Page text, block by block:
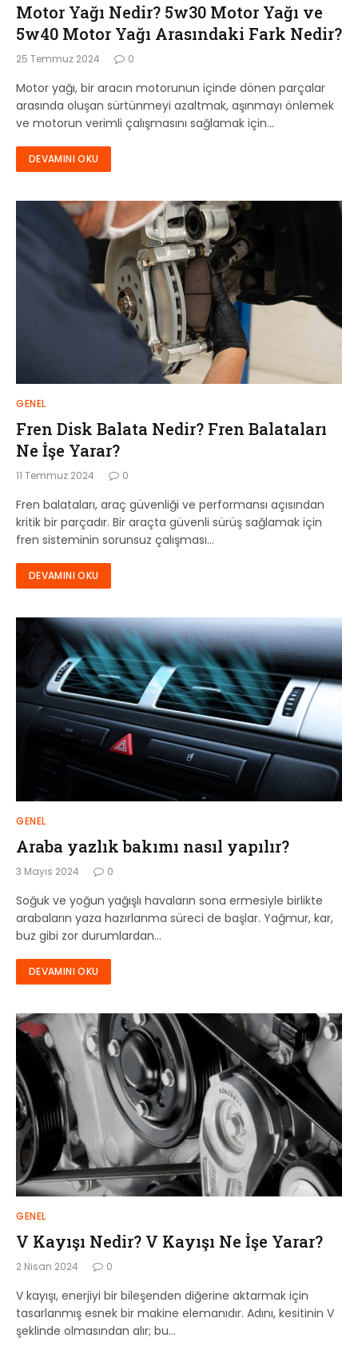
Motor Yağı Nedir? 5w30 Motor Yağı ve
5w40 Motor Yağı Arasındaki Fark Nedir?
25 Temmuz 2024 0
Motor yağı, bir aracın motorunun içinde dönen parçalar
arasında oluşan sürtünmeyi azaltmak, aşınmayı önlemek
ve motorun verimli çalışmasını sağlamak için…
DEVAMINI OKU
GENEL
Fren Disk Balata Nedir? Fren Balataları
Ne İşe Yarar?
11 Temmuz 2024 0
Fren balataları, araç güvenliği ve performansı açısından
kritik bir parçadır. Bir araçta güvenli sürüş sağlamak için
fren sisteminin sorunsuz çalışması…
DEVAMINI OKU
GENEL
Araba yazlık bakımı nasıl yapılır?
3 Mayıs 2024 0
Soğuk ve yoğun yağışlı havaların sona ermesiyle birlikte
arabaların yaza hazırlanma süreci de başlar. Yağmur, kar,
buz gibi zor durumlardan…
DEVAMINI OKU
GENEL
V Kayışı Nedir? V Kayışı Ne İşe Yarar?
2 Nisan 2024 0
V kayışı, enerjiyi bir bileşenden diğerine aktarmak için
tasarlanmış esnek bir makine elemanıdır. Adını, kesitinin V
şeklinde olmasından alır; bu…